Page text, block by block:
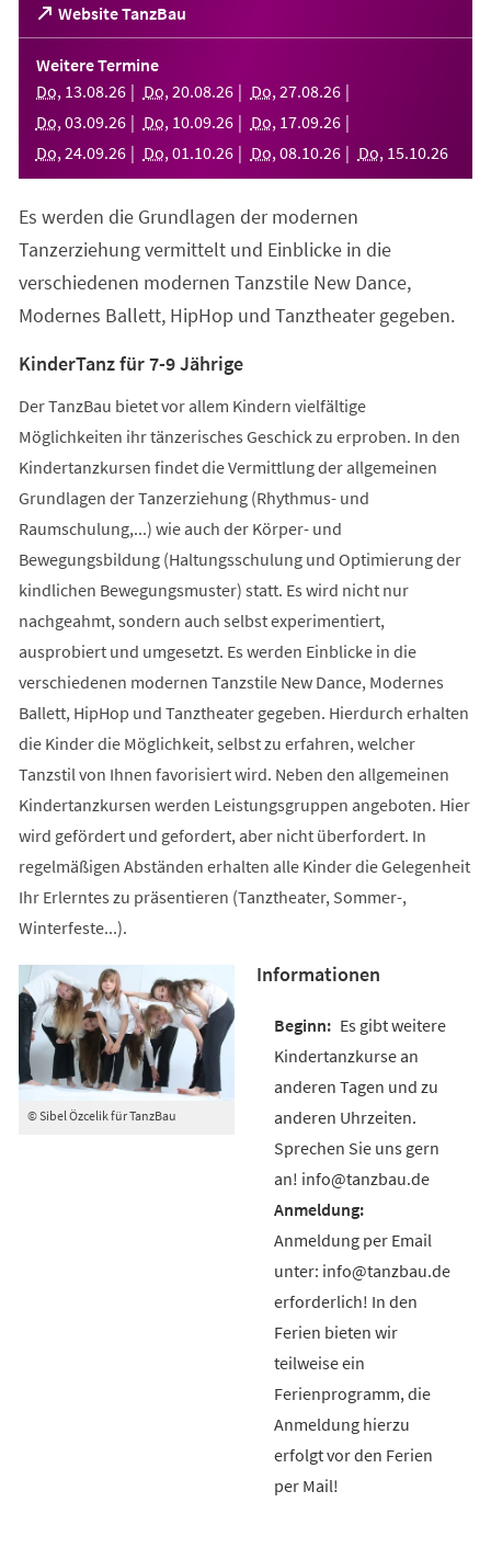
Website TanzBau
(Öffnet
in
einem
neuen
Tab)
Weitere Termine
Do, 13.08.26 Do, 20.08.26 Do, 27.08.26
Do, 03.09.26 Do, 10.09.26 Do, 17.09.26
Do, 24.09.26 Do, 01 .10.26 Do, 08.10.26 Do, 15.10.26
Es werden die Grundlagen der modernen
Tanzerziehung vermittelt und Einblicke in die
verschiedenen modernen Tanzstile New Dance,
Modernes Ballett, HipHop und Tanztheater gegeben.
KinderTanz für 7-9 Jährige
Der TanzBau bietet vor allem Kindern vielfältige
Möglichkeiten ihr tänzerisches Geschick zu erproben. In den
Kindertanzkursen findet die Vermittlung der allgemeinen
Grundlagen der Tanzerziehung (Rhythmus- und
Raumschulung,...) wie auch der Körper- und
Bewegungsbildung (Haltungsschulung und Optimierung der
kindlichen Bewegungsmuster) statt. Es wird nicht nur
nachgeahmt, sondern auch selbst experimentiert,
ausprobiert und umgesetzt. Es werden Einblicke in die
verschiedenen modernen Tanzstile New Dance, Modernes
Ballett, HipHop und Tanztheater gegeben. Hierdurch erhalten
die Kinder die Möglichkeit, selbst zu erfahren, welcher
Tanzstil von Ihnen favorisiert wird. Neben den allgemeinen
Kindertanzkursen werden Leistungsgruppen angeboten. Hier
wird gefördert und gefordert, aber nicht überfordert. In
regelmäßigen Abständen erhalten alle Kinder die Gelegenheit
Ihr Erlerntes zu präsentieren (Tanztheater, Sommer-,
Winterfeste...).
© Sibel Özcelik für TanzBau
Informationen
Es gibt weitere
Kindertanzkurse an
anderen Tagen und zu
anderen Uhrzeiten.
Sprechen Sie uns gern
an! info@tanzbau.de
Anmeldung per Email
unter: info@tanzbau.de
erforderlich! In den
Ferien bieten wir
teilweise ein
Ferienprogramm, die
Anmeldung hierzu
erfolgt vor den Ferien
per Mail!